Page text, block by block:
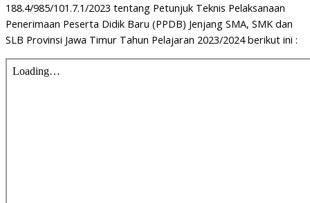
188.4/985/101.7.1/2023 tentang Petunjuk Teknis Pelaksanaan
Penerimaan Peserta Didik Baru (PPDB) Jenjang SMA, SMK dan
SLB Provinsi Jawa Timur Tahun Pelajaran 2023/2024 berikut ini :